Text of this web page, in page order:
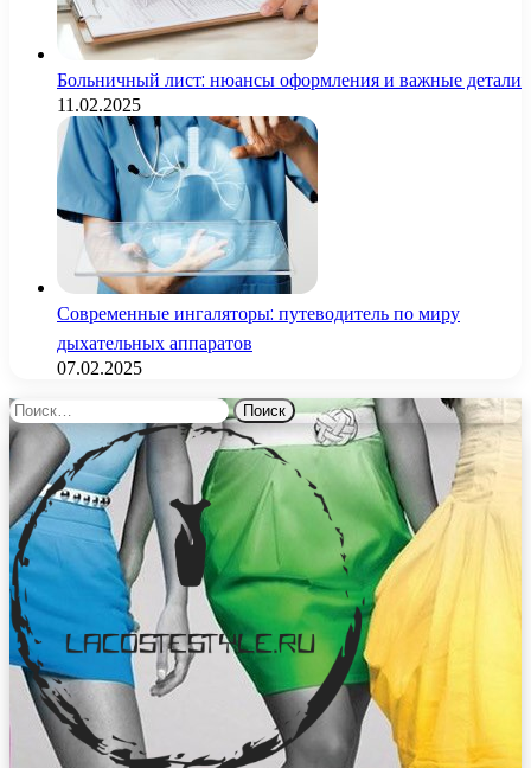
Больничный лист: нюансы оформления и важные детали
11.02.2025
Современные ингаляторы: путеводитель по миру
дыхательных аппаратов
07.02.2025
Найти: